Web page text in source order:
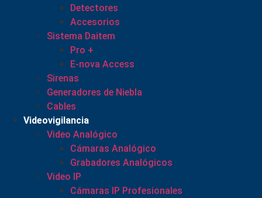
Detectores
Accesorios
Sistema Daitem
Pro +
E-nova Access
Sirenas
Generadores de Niebla
Cables
Videovigilancia
Video Analógico
Cámaras Analógico
Grabadores Analógicos
Video IP
Cámaras IP Profesionales